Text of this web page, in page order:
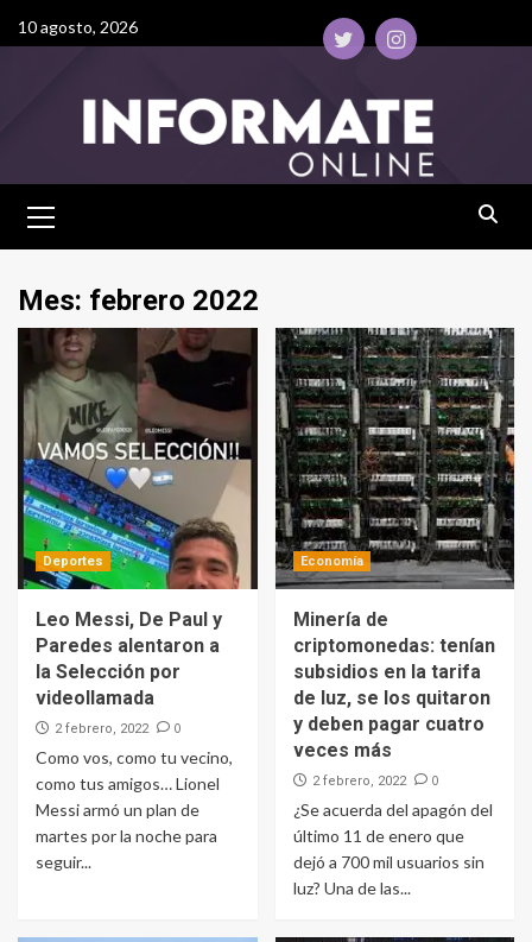
10 agosto, 2026
Mes: febrero 2022
Deportes
Leo Messi, De Paul y
Paredes alentaron a
la Selección por
videollamada
2 febrero, 2022 0
Como vos, como tu vecino,
como tus amigos… Lionel
Messi armó un plan de
martes por la noche para
seguir...
Economía
Minería de
criptomonedas: tenían
subsidios en la tarifa
de luz, se los quitaron
y deben pagar cuatro
veces más
2 febrero, 2022 0
¿Se acuerda del apagón del
último 11 de enero que
dejó a 700 mil usuarios sin
luz? Una de las...